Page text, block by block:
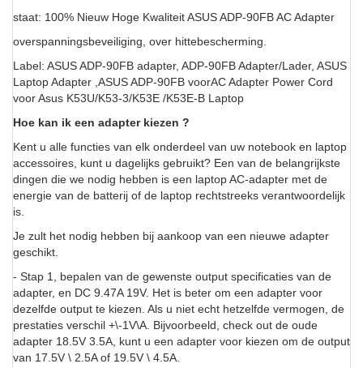
staat: 100% Nieuw Hoge Kwaliteit ASUS ADP-90FB AC Adapter
overspanningsbeveiliging, over hittebescherming.
Label: ASUS ADP-90FB adapter, ADP-90FB Adapter/Lader, ASUS
Laptop Adapter ,ASUS ADP-90FB voorAC Adapter Power Cord
voor Asus K53U/K53-3/K53E /K53E-B Laptop
Hoe kan ik een adapter kiezen ?
Kent u alle functies van elk onderdeel van uw notebook en laptop
accessoires, kunt u dagelijks gebruikt? Een van de belangrijkste
dingen die we nodig hebben is een laptop AC-adapter met de
energie van de batterij of de laptop rechtstreeks verantwoordelijk
is.
Je zult het nodig hebben bij aankoop van een nieuwe adapter
geschikt.
- Stap 1, bepalen van de gewenste output specificaties van de
adapter, en DC 9.47A 19V. Het is beter om een adapter voor
dezelfde output te kiezen. Als u niet echt hetzelfde vermogen, de
prestaties verschil +\-1V\A. Bijvoorbeeld, check out de oude
adapter 18.5V 3.5A, kunt u een adapter voor kiezen om de output
van 17.5V \ 2.5A of 19.5V \ 4.5A.